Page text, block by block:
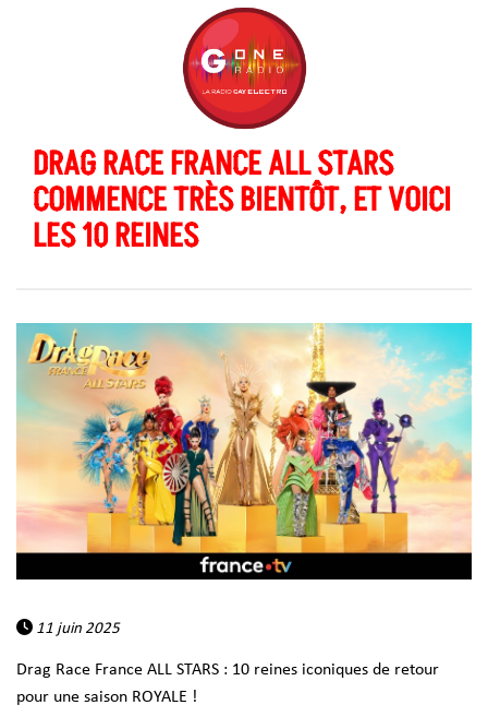
DRAG RACE FRANCE ALL STARS
COMMENCE TRÈS BIENTÔT, ET VOICI
LES 10 REINES
11 juin 2025
Drag Race France ALL STARS : 10 reines iconiques de retour
pour une saison ROYALE !